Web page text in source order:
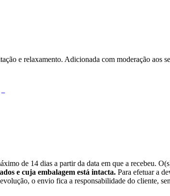
e relaxamento. Adicionada com moderação aos
de 14 dias a partir da data em que a recebeu.
e cuja embalagem está intacta. Para efetuar a
o envio fica a responsabilidade do cliente,